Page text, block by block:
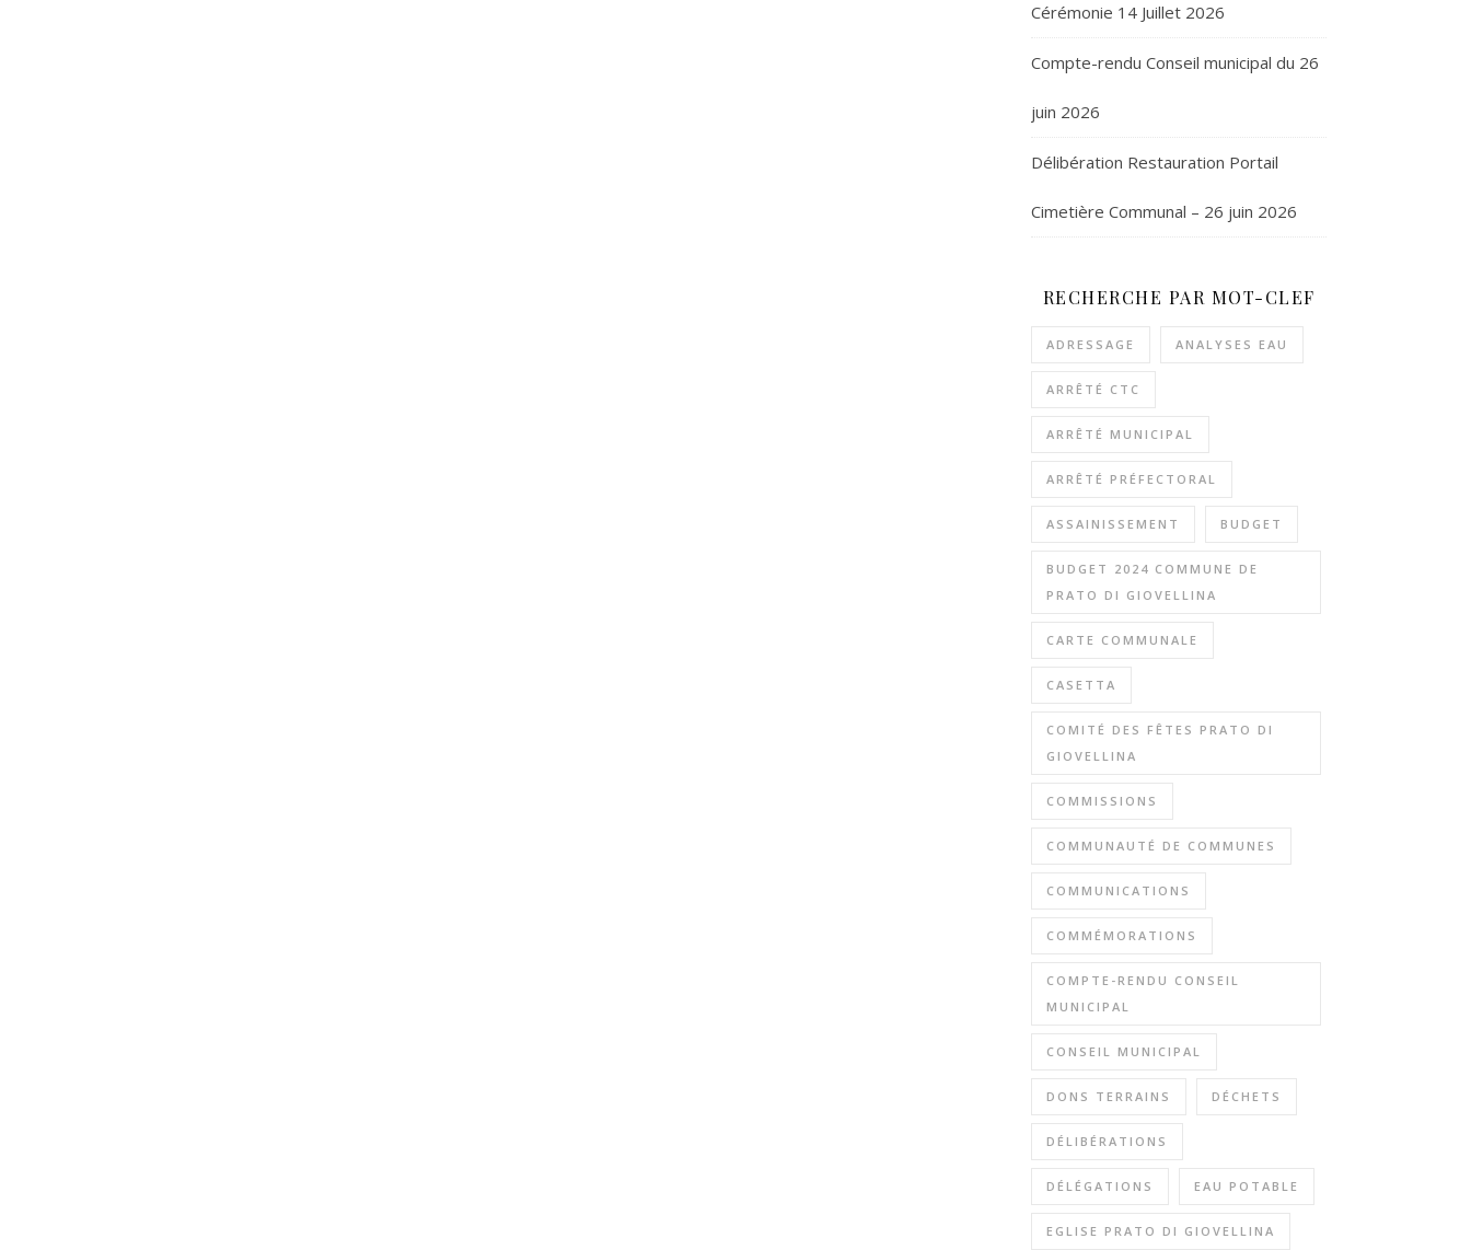
Cérémonie 14 Juillet 2026
Compte-rendu Conseil municipal du 26
juin 2026
Délibération Restauration Portail
Cimetière Communal – 26 juin 2026
RECHERCHE PAR MOT-CLEF
ADRESSAGE ANALYSES EAU
ARRÊTÉ CTC
ARRÊTÉ MUNICIPAL
ARRÊTÉ PRÉFECTORAL
ASSAINISSEMENT BUDGET
BUDGET 2024 COMMUNE DE
PRATO DI GIOVELLINA
CARTE COMMUNALE
CASETTA
COMITÉ DES FÊTES PRATO DI
GIOVELLINA
COMMISSIONS
COMMUNAUTÉ DE COMMUNES
COMMUNICATIONS
COMMÉMORATIONS
COMPTE-RENDU CONSEIL
MUNICIPAL
CONSEIL MUNICIPAL
DONS TERRAINS DÉCHETS
DÉLIBÉRATIONS
DÉLÉGATIONS EAU POTABLE
EGLISE PRATO DI GIOVELLINA